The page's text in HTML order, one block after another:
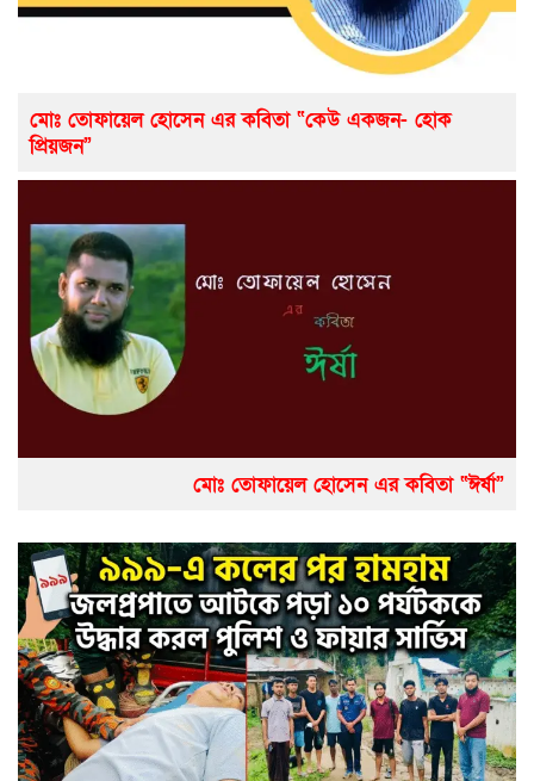
মোঃ তোফায়েল হোসেন এর কবিতা “কেউ একজন- হোক
প্রিয়জন”
মোঃ তোফায়েল হোসেন এর কবিতা “ঈর্ষা”